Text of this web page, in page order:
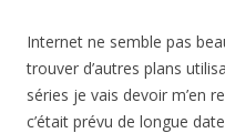
Internet ne semble pas
trouver d’autres plans
séries je vais devoir m’en
c’était prévu de longue